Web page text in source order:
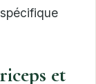
et